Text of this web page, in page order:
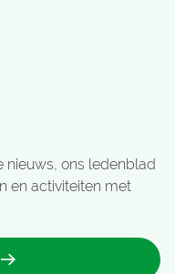
nieuws, ons ledenblad
en activiteiten met